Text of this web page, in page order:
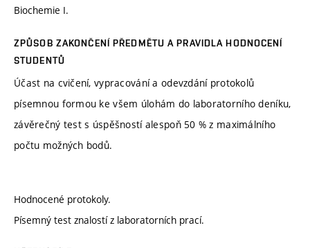
Biochemie I.
ZPŮSOB ZAKONČENÍ PŘEDMĚTU A PRAVIDLA HODNOCENÍ
STUDENTŮ
Účast na cvičení, vypracování a odevzdání protokolů
písemnou formou ke všem úlohám do laboratorního deníku,
závěrečný test s úspěšností alespoň 50 % z maximálního
počtu možných bodů.
Hodnocené protokoly.
Písemný test znalostí z laboratorních prací.